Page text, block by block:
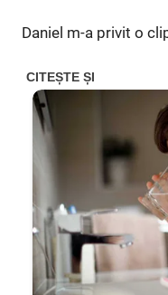
Daniel m-a privit o